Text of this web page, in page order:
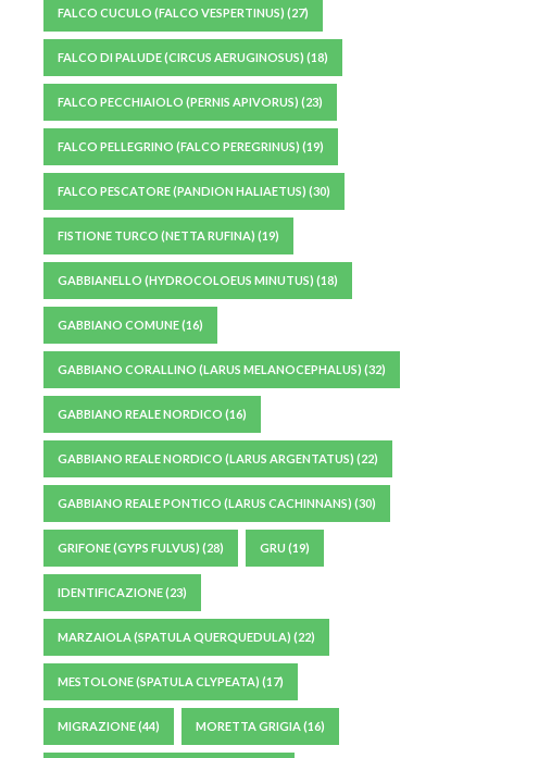
FALCO CUCULO (FALCO VESPERTINUS) (27)
FALCO DI PALUDE (CIRCUS AERUGINOSUS) (18)
FALCO PECCHIAIOLO (PERNIS APIVORUS) (23)
FALCO PELLEGRINO (FALCO PEREGRINUS) (19)
FALCO PESCATORE (PANDION HALIAETUS) (30)
FISTIONE TURCO (NETTA RUFINA) (19)
GABBIANELLO (HYDROCOLOEUS MINUTUS) (18)
GABBIANO COMUNE(16)
GABBIANO CORALLINO (LARUS MELANOCEPHALUS) (32)
GABBIANO REALE NORDICO (16)
GABBIANO REALE NORDICO (LARUS ARGENTATUS) (22)
GABBIANO REALE PONTICO (LARUS CACHINNANS) (30)
GRIFONE (GYPS FULVUS) (28) GRU (19)
IDENTIFICAZIONE(23)
MARZAIOLA (SPATULA QUERQUEDULA) (22)
MESTOLONE (SPATULA CLYPEATA) (17)
MIGRAZIONE(44) MORETTA GRIGIA(16)